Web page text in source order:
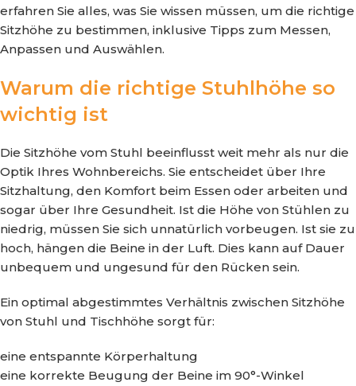
erfahren Sie alles, was Sie wissen müssen, um die richtige
Sitzhöhe zu bestimmen, inklusive Tipps zum Messen,
Anpassen und Auswählen.
Warum die richtige Stuhlhöhe so
wichtig ist
Die Sitzhöhe vom Stuhl beeinflusst weit mehr als nur die
Optik Ihres Wohnbereichs. Sie entscheidet über Ihre
Sitzhaltung, den Komfort beim Essen oder arbeiten und
sogar über Ihre Gesundheit. Ist die Höhe von Stühlen zu
niedrig, müssen Sie sich unnatürlich vorbeugen. Ist sie zu
hoch, hängen die Beine in der Luft. Dies kann auf Dauer
unbequem und ungesund für den Rücken sein.
Ein optimal abgestimmtes Verhältnis zwischen Sitzhöhe
von Stuhl und Tischhöhe sorgt für:
eine entspannte Körperhaltung
eine korrekte Beugung der Beine im 90°-Winkel